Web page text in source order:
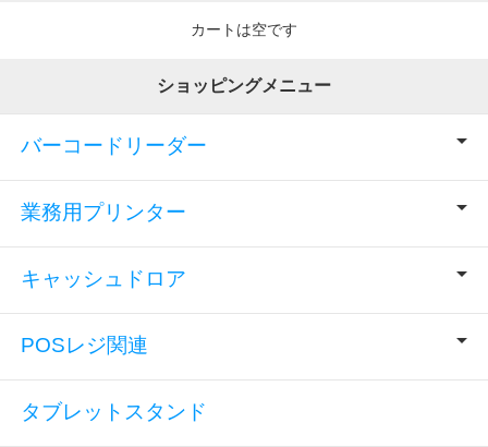
カートは空です
ショッピングメニュー
バーコードリーダー
業務用プリンター
キャッシュドロア
POSレジ関連
タブレットスタンド